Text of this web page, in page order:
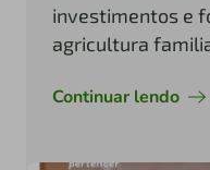
investimentos e
agricultura
Continuar lendo